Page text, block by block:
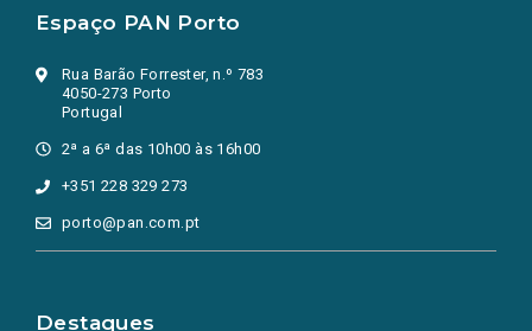
Espaço PAN Porto
Rua Barão Forrester, n.º 783
4050-273 Porto
Portugal
2ª a 6ª das 10h00 às 16h00
+351 228 329 273
porto@pan.com.pt
Destaques